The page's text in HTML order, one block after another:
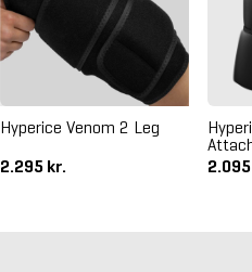
Hyperice Venom 2 Leg
2.295 kr.